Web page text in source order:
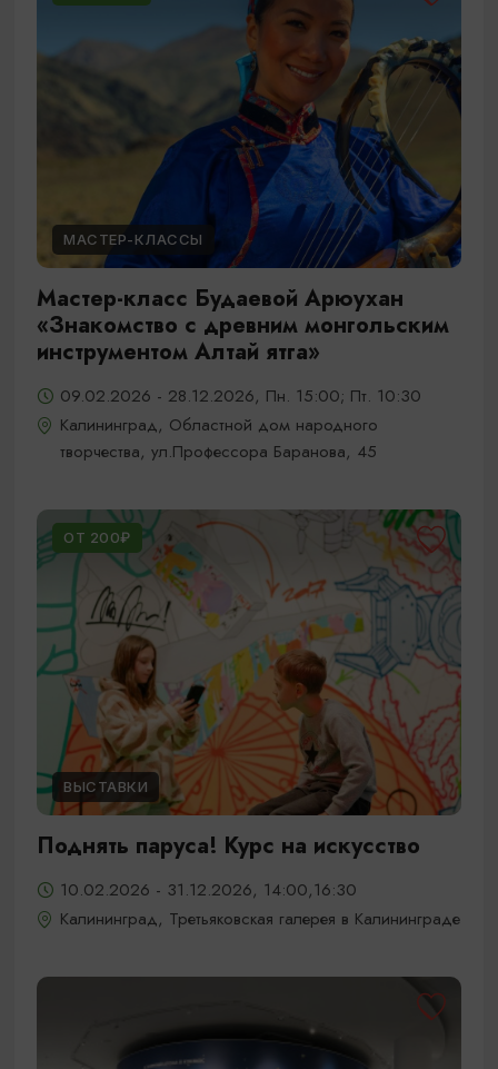
МАСТЕР-КЛАССЫ
Мастер-класс Будаевой Арюухан
«Знакомство с древним монгольским
инструментом Алтай ятга»
09.02.2026 - 28.12.2026, Пн. 15:00; Пт. 10:30
Калининград, Областной дом народного
творчества, ул.Профессора Баранова, 45
ОТ 200₽
ВЫСТАВКИ
Поднять паруса! Курс на искусство
10.02.2026 - 31.12.2026, 14:00,16:30
Калининград, Третьяковская галерея в Калининграде